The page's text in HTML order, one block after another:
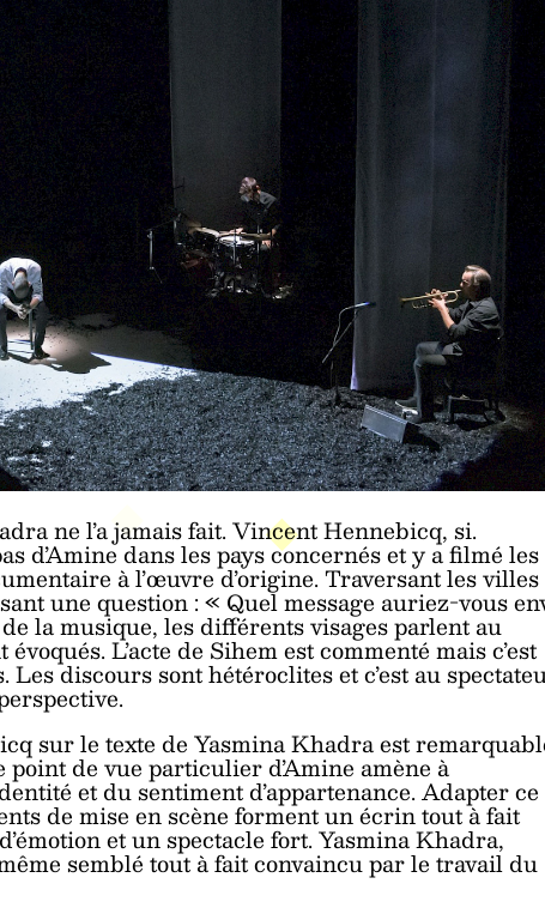
ne l’a jamais fait. Vincent Hennebicq, si.
d’Amine dans les pays concernés et y a filmé les
à l’œuvre d’origine. Traversant les villes
une question : « Quel message auriez-vous
la musique, les différents visages parlent au
L’acte de Sihem est commenté mais c’est
discours sont hétéroclites et c’est au
sur le texte de Yasmina Khadra est
de vue particulier d’Amine amène à
et du sentiment d’appartenance. Adapter ce
de mise en scène forment un écrin tout à fait
et un spectacle fort. Yasmina Khadra,
semblé tout à fait convaincu par le travail du